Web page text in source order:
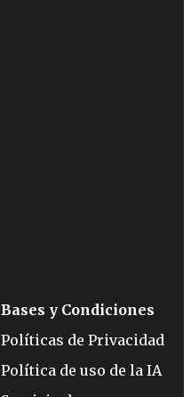
Bases y Condiciones
Políticas de Privacidad
Política de uso de la IA